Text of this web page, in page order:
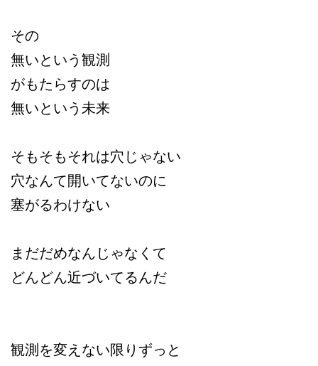
その
無いという観測
がもたらすのは
無いという未来
そもそもそれは穴じゃない
穴なんて開いてないのに
塞がるわけない
まだだめなんじゃなくて
どんどん近づいてるんだ
観測を変えない限り ずっと